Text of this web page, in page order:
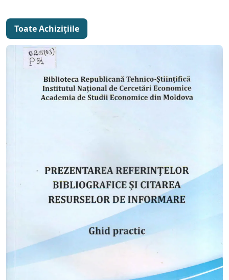
Toate Achizițiile